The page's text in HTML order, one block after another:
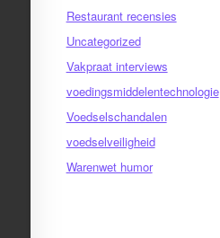
Restaurant recensies
Uncategorized
Vakpraat interviews
voedingsmiddelentechnologie
Voedselschandalen
voedselveiligheid
Warenwet humor